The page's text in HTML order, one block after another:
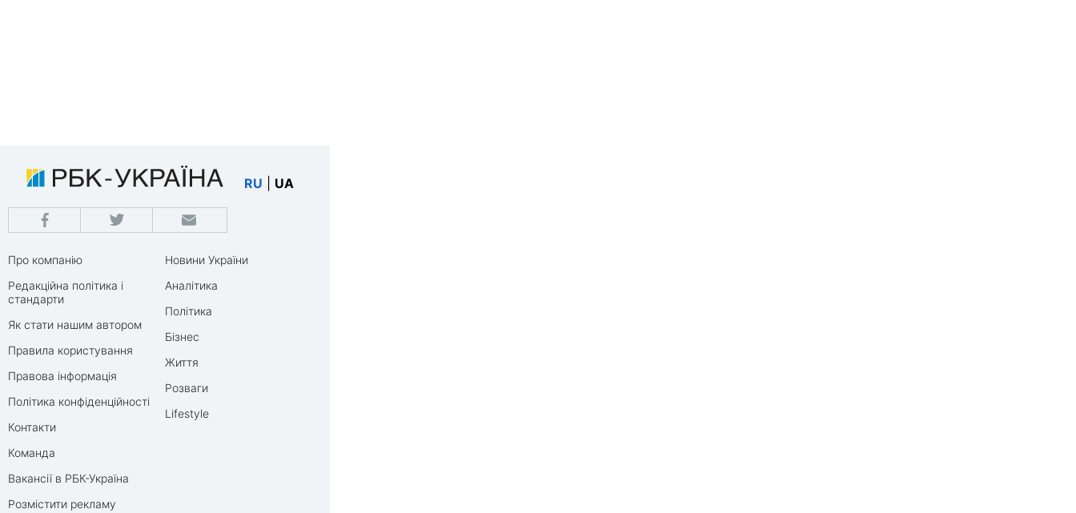
RU UA
Про компанію
Редакційна політика і
стандарти
Як стати нашим автором
Правила користування
Правова інформація
Політика конфіденційності
Контакти
Команда
Вакансії в РБК-Україна
Розмістити рекламу
Новини України
Аналітика
Політика
Бізнес
Життя
Розваги
Lifestyle